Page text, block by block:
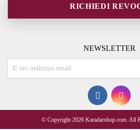
RICHIEDI
NEWSLETTER
© Copyright 2026 Karadarshop.com. All